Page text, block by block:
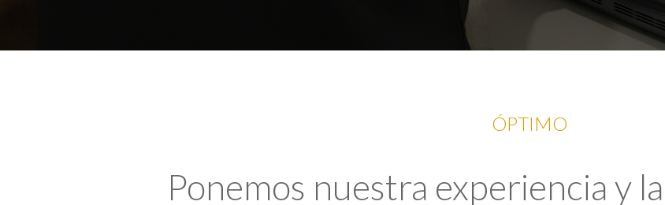
ÓPTIMO
Ponemos nuestra experiencia y